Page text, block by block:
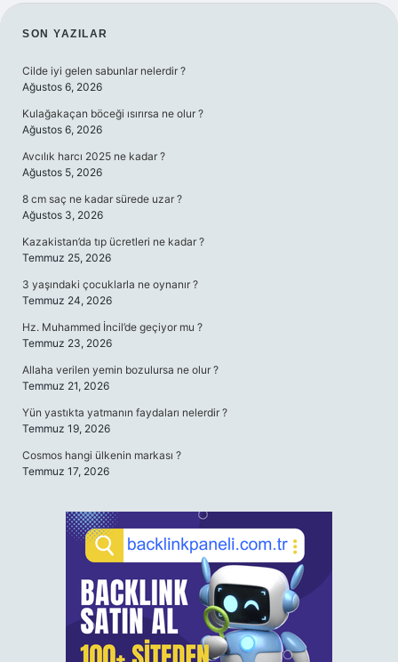
SIDEBAR
SON YAZILAR
Cilde iyi gelen sabunlar nelerdir ?
Ağustos 6, 2026
Kulağakaçan böceği ısırırsa ne olur ?
Ağustos 6, 2026
Avcılık harcı 2025 ne kadar ?
Ağustos 5, 2026
8 cm saç ne kadar sürede uzar ?
Ağustos 3, 2026
Kazakistan’da tıp ücretleri ne kadar ?
Temmuz 25, 2026
3 yaşındaki çocuklarla ne oynanır ?
Temmuz 24, 2026
Hz. Muhammed İncil’de geçiyor mu ?
Temmuz 23, 2026
Allaha verilen yemin bozulursa ne olur ?
Temmuz 21, 2026
Yün yastıkta yatmanın faydaları nelerdir ?
Temmuz 19, 2026
Cosmos hangi ülkenin markası ?
Temmuz 17, 2026